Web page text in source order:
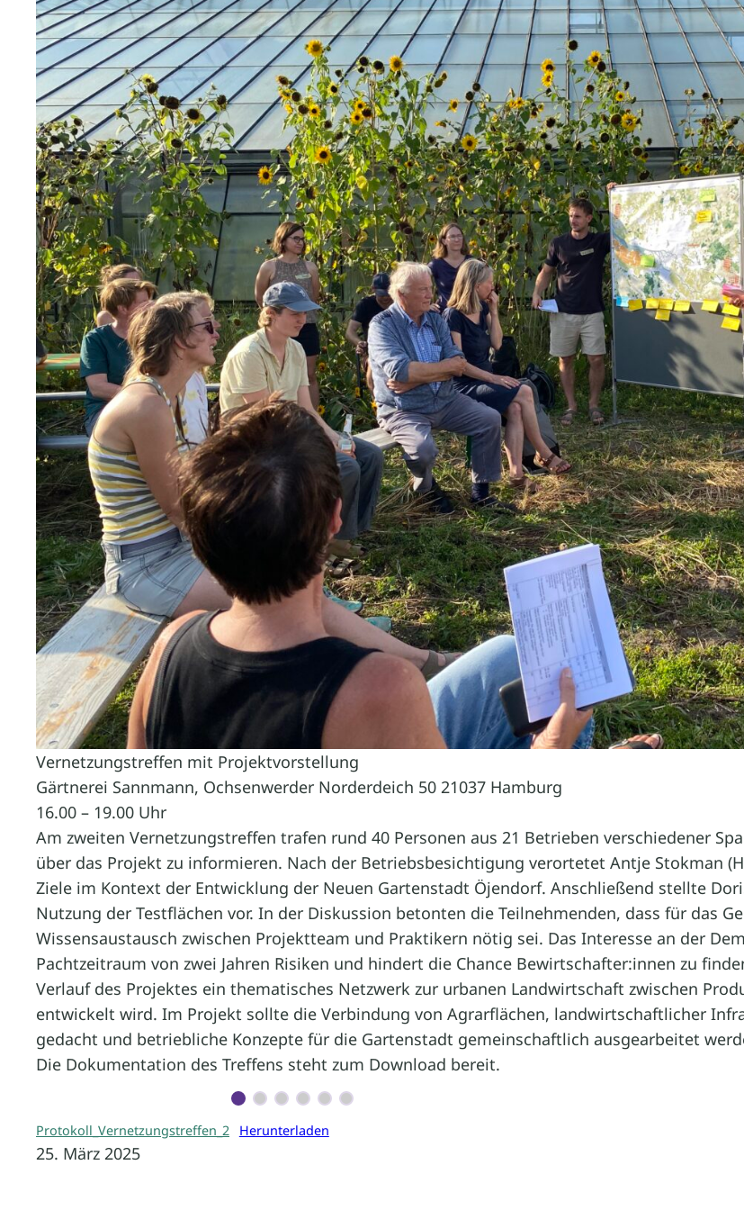
Vernetzungstreffen mit Projektvorstellung
Gärtnerei Sannmann, Ochsenwerder Norderdeich 50 21037 Hamburg
16.00 – 19.00 Uhr
Am zweiten Vernetzungstreffen trafen rund 40 Personen aus 21 Betrieben verschiedener
über das Projekt zu informieren. Nach der Betriebsbesichtigung verortetet Antje Stokman
Ziele im Kontext der Entwicklung der Neuen Gartenstadt Öjendorf. Anschließend stellte
Nutzung der Testflächen vor. In der Diskussion betonten die Teilnehmenden, dass für das
Wissensaustausch zwischen Projektteam und Praktikern nötig sei. Das Interesse an der
Pachtzeitraum von zwei Jahren Risiken und hindert die Chance Bewirtschafter:innen zu
Verlauf des Projektes ein thematisches Netzwerk zur urbanen Landwirtschaft zwischen
entwickelt wird. Im Projekt sollte die Verbindung von Agrarflächen, landwirtschaftlicher
gedacht und betriebliche Konzepte für die Gartenstadt gemeinschaftlich ausgearbeitet
Die Dokumentation des Treffens steht zum Download bereit.
Protokoll_Vernetzungstreffen_2 Herunterladen
25. März 2025